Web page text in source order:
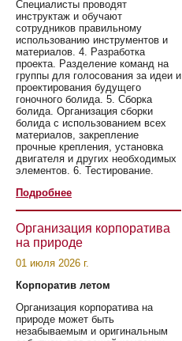
Специалисты проводят
инструктаж и обучают
сотрудников правильному
использованию инструментов и
материалов. 4. Разработка
проекта. Разделение команд на
группы для голосования за идеи и
проектирования будущего
гоночного болида. 5. Сборка
болида. Организация сборки
болида с использованием всех
материалов, закрепление
прочные крепления, установка
двигателя и других необходимых
элементов. 6. Тестирование.
Подробнее
Организация корпоратива
на природе
01 июля 2026 г.
Корпоратив летом
Организация корпоратива на
природе может быть
незабываемым и оригинальным